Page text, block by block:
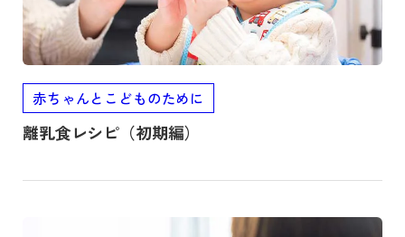
赤ちゃんとこどものために
離乳食レシピ（初期編）